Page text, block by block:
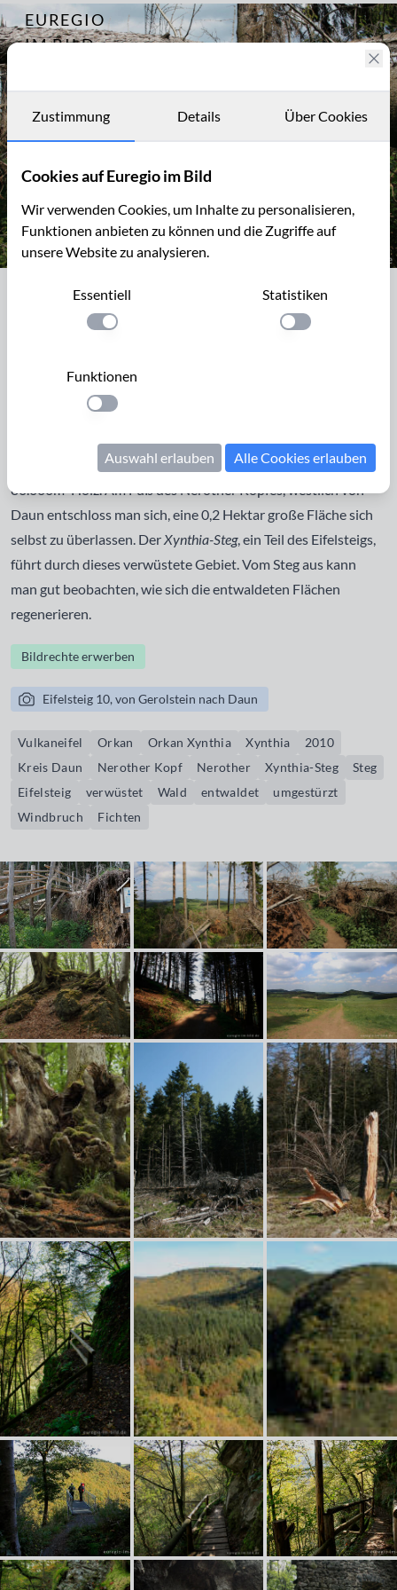
EUREGIO
IM BILD
Archiv
Kontakt
Archiv
6769
Gerolstein
Der "Xynthia-Steg" am Fuß des
Nerother Kopfes, Vulkaneifel
Teile Mitteleuropas hinweg. Im Rhein-Main-Gebiet
erreichte der Sturm in Daun eine Geschwindigkeit von
128km/h. Dabei fielen im Bereich des Forstamtes Daun
80.000m² Holz. Am Fuß desNerother Kopfes, westlich von
Daun entschloss man sich, eine 0,2 Hektar große Fläche sich
selbst zu überlassen. DerXynthia-Steg, ein Teil des Eifelsteigs,
führt durch dieses verwüstete Gebiet. Vom Steg aus kann
man gut beobachten, wie sich die entwaldeten Flächen
regenerieren.
Bildrechte erwerben
Eifelsteig 10, von Gerolstein nach Daun
Vulkaneifel Orkan Orkan Xynthia Xynthia
2010
Kreis Daun
Nerother Kopf Nerother Xynthia-Steg
Steg
Eifelsteig
verwüstet Wald entwaldet
umgestürzt
Windbruch
Fichten
Zustimmung Details Über Cookies
Cookies auf Euregio im Bild
Wir verwenden Cookies, um Inhalte zu personalisieren,
Funktionen anbieten zu können und die Zugriffe auf
unsere Website zu analysieren.
Essentiell
Einstellung anwenden
Statistiken
Einstellung
Funktionen
Einstellung anwenden
Auswahl erlauben Alle Cookies erlauben